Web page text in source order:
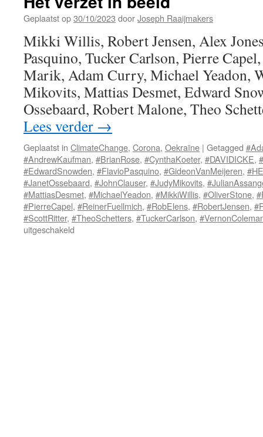
Geplaatst op30/10/2023 doorJoseph Raaijmakers
Mikki Willis, Robert Jensen, Alex
Pasquino, Tucker Carlson, Pierre
Marik, Adam Curry, Michael Yeadon,
Mikovits, Mattias Desmet, Edward
Ossebaard, Robert Malone, Theo
Lees verder →
Geplaatst in ClimateChange, Corona, Oekraïne | Getagged
#AndrewKaufman, #BrianRose, #CynthaKoeter, #DAVIDICKE,
#EdwardSnowden, #FlavioPasquino, #GideonVanMeijeren,
#JanetOssebaard, #JohnClauser, #JudyMikovits,
#MattiasDesmet, #MichaelYeadon, #MikkiWillis, #OliverStone,
#PierreCapel, #ReinerFuellmich, #RobElens, #RobertJensen,
#ScottRitter, #TheoSchetters, #TuckerCarlson,
uitgeschakeld